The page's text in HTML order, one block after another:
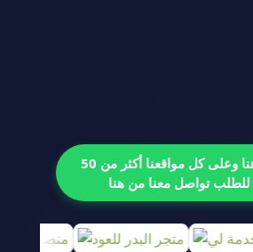
ضع إعلانك هنا وعلى كل مواقعنا أكثر من 50
تواصل معنا من هنا